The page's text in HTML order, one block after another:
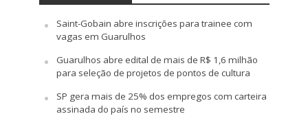
Saint-Gobain abre inscrições para trainee com
vagas em Guarulhos
Guarulhos abre edital de mais de R$ 1,6 milhão
para seleção de projetos de pontos de cultura
SP gera mais de 25% dos empregos com carteira
assinada do país no semestre